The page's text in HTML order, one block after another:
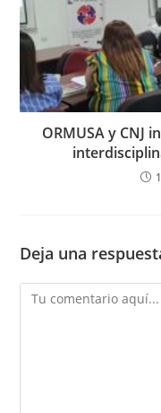
ORMUSA y CNJ
Deja una